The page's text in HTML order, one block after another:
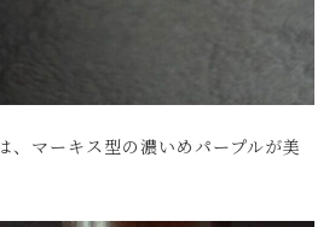
、マーキス型の濃いめパープルが美